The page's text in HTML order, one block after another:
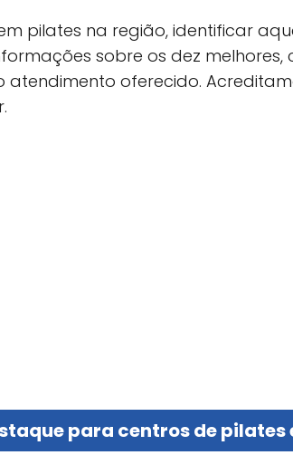
pilates na região, identificar
sobre os dez
oferecido.
para centros de